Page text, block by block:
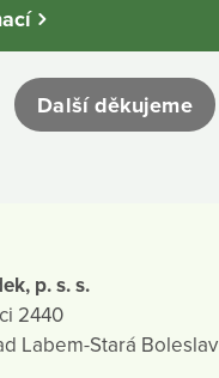
Další děkujeme
p. s. s.
2440
Labem-Stará Boleslav